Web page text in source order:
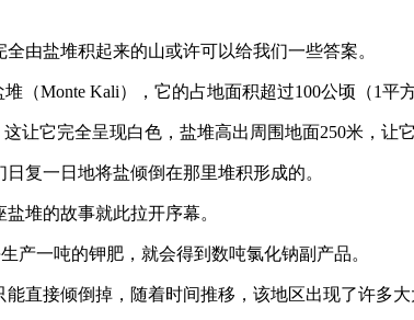
由盐堆积起来的山或许可以给我们一些答案。
（Monte Kali），它的占地面积超过100公顷（1平
让它完全呈现白色，盐堆高出周围地面250米，让
复一日地将盐倾倒在那里堆积形成的。
堆的故事就此拉开序幕。
产一吨的钾肥，就会得到数吨氯化钠副产品。
直接倾倒掉，随着时间推移，该地区出现了许多